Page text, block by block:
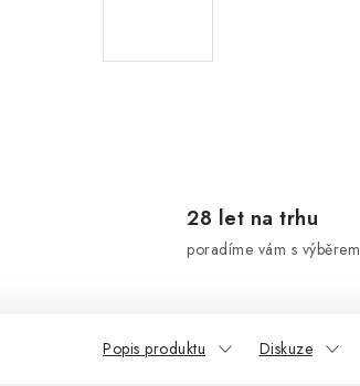
28 let na trhu
poradíme vám s výběrem
Popis produktu Diskuze